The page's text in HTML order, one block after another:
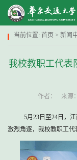
当前位置: 首页 > 新闻
我校教职工代表
作者： 来源
5月23日至24日，
激烈角逐，我校教职工代